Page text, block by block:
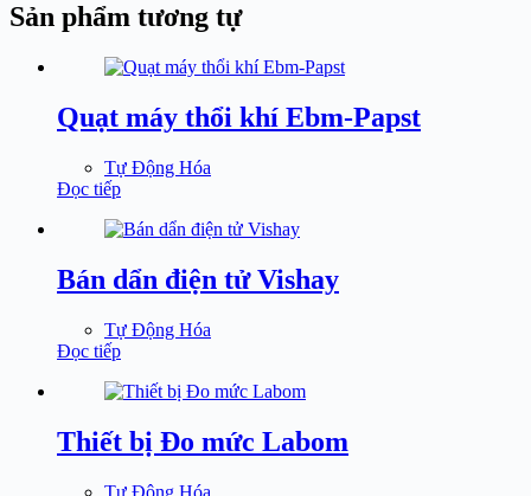
Sản phẩm tương tự
Quạt máy thổi khí Ebm-Papst
Tự Động Hóa
Đọc tiếp
Bán dẩn điện tử Vishay
Tự Động Hóa
Đọc tiếp
Thiết bị Đo mức Labom
Tự Động Hóa